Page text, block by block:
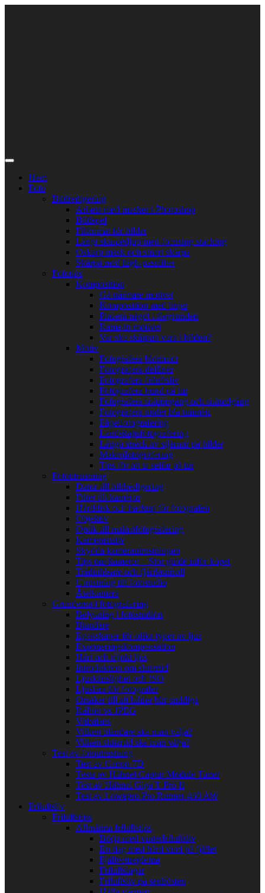
Hem
Foto
Bildredigering
Arbeta med masker i Photoshop
Bildspel
Filformat för bilder
Långt skärpedjup med focusing stacking
Oskarp mask och smart skärpa
Skärpa med high-passfilter
Fototips
Komposition
Gå närmare motivet
Komposition med linjer
Placera något i förgrunden
Rama in motivet
Var ska skärpan vara i bilden?
Motiv
Fotografera blommor
Fotografera delfiner
Fotografera friluftsliv
Fotografera hund på tur
Fotografera soluppgång och solnedgång
Fotografera under blå timmen
Fågelfotografering
Landskapsfotografering
Långa streck av stjärnor på bilder
Makrofotografering
Tips för att ta selfie på tur
Fotoutrustning
Dator till bildredigering
Filter till kameror
Hårddisk och backup för fotografen
Objektiv
Optik till makrofotografering
Kamerastativ
Skydda kamerautrustningen
Tips om kameror – Stor guide inför köpet
Trådutlösare och fjärrkontroll
Utrustning till fotostudio
Åtelkamera
Grunderna i fotografering
Belysning i fotostudion
Bländare
Egenskaper för olika typer av ljus
Exponeringskompensation
Hårt och mjukt ljus
Introduktion om slutartid
Ljuskänslighet och ISO
Ljuslära för fotografer
Orsaker till att bilder blir suddiga
Råfiler vs JPEG
Vitbalans
Vilken bländare ska man välja?
Vilken slutartid ska man välja?
Test av fotoutrustning
Test av Canon 7D
Testa av Hähnel Captur Module Timer
Test av Hähnel Giga T Pro II
Test av Lowepro Pro Runner 450 AW
Friluftsliv
Friluftstips
Allmänna friluftstips
Börja med vinterfriluftsliv
En dag med hård vind på fjället
Fjällvettreglerna
Friluftslagar
Friluftsliv på senhösten